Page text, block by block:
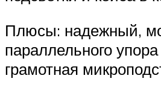
Плюсы: надежный,
параллельного упора
грамотная